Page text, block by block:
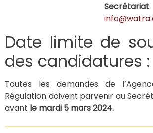
Date limite de
des candidatures :
Toutes les demandes de
Régulation doivent parvenir au
avant le mardi 5 mars 2024.